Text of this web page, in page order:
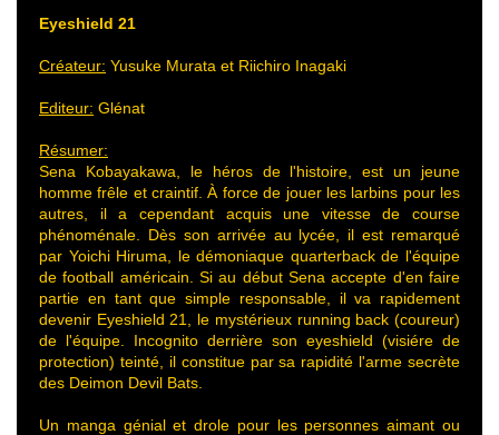
Eyeshield 21
Créateur: Yusuke Murata et Riichiro Inagaki
Editeur: Glénat
Résumer:
Sena Kobayakawa, le héros de l'histoire, est un jeune
homme frêle et craintif. À force de jouer les larbins pour les
autres, il a cependant acquis une vitesse de course
phénoménale. Dès son arrivée au lycée, il est remarqué
par Yoichi Hiruma, le démoniaque quarterback de l'équipe
de football américain. Si au début Sena accepte d'en faire
partie en tant que simple responsable, il va rapidement
devenir Eyeshield 21, le mystérieux running back (coureur)
de l'équipe. Incognito derrière son eyeshield (visiére de
protection) teinté, il constitue par sa rapidité l'arme secrète
des Deimon Devil Bats.
Un manga génial et drole pour les personnes aimant ou